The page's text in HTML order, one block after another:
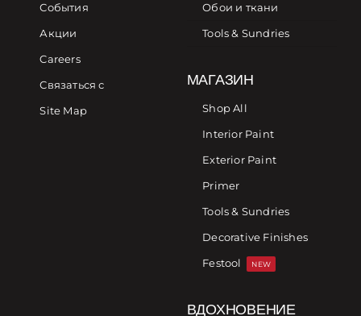
События
Акции
Careers
Связаться с
Site Map
Обои и ткани
Tools & Sundries
МАГАЗИН
Shop All
Interior Paint
Exterior Paint
Primer
Tools & Sundries
Decorative Finishes
Festool
NEW
ВДОХНОВЕНИЕ